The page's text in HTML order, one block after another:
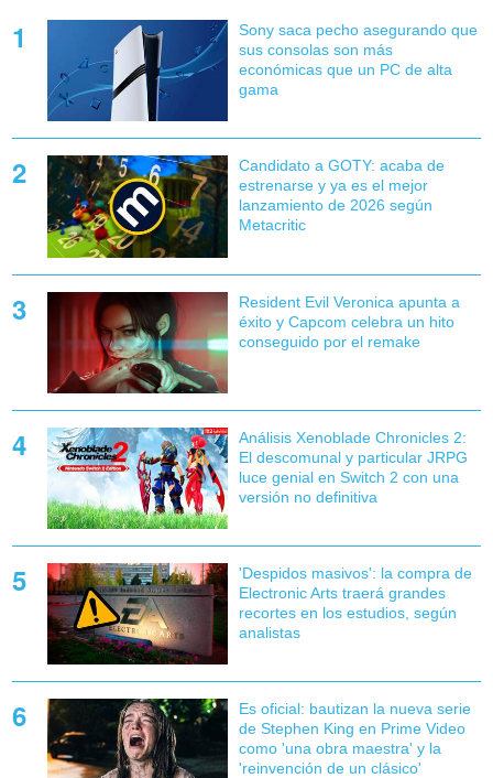
Sony saca pecho asegurando que
sus consolas son más
económicas que un PC de alta
gama
Candidato a GOTY: acaba de
estrenarse y ya es el mejor
lanzamiento de 2026 según
Metacritic
Resident Evil Veronica apunta a
éxito y Capcom celebra un hito
conseguido por el remake
Análisis Xenoblade Chronicles 2:
El descomunal y particular JRPG
luce genial en Switch 2 con una
versión no definitiva
'Despidos masivos': la compra de
Electronic Arts traerá grandes
recortes en los estudios, según
analistas
Es oficial: bautizan la nueva serie
de Stephen King en Prime Video
como 'una obra maestra' y la
'reinvención de un clásico'